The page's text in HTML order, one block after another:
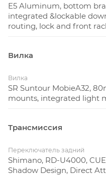
E5 Aluminum, bottom
integrated &lockable
routing, lock and front
Вилка
Вилка
SR Suntour MobieA32,
mounts, integrated light
Трансмиссия
Переключатель задний
Shimano, RD-U4000,
Shadow Design, Direct